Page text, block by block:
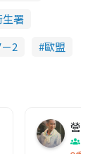
生署
2 歐盟
營養